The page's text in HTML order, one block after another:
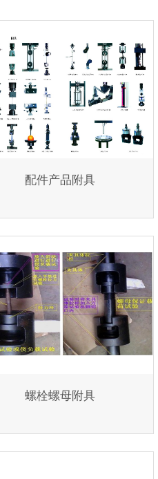
配件产品附具
螺栓螺母附具